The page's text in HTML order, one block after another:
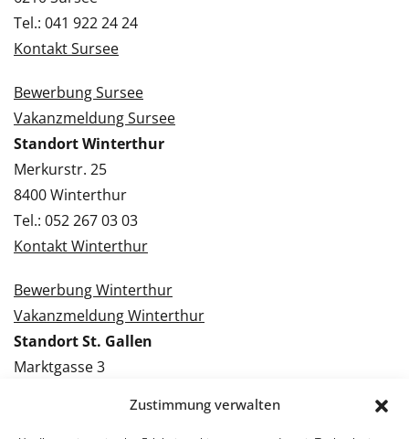
Zustimmung verwalten
Tel.: 041 922 24 24
Kontakt Sursee
Bewerbung Sursee
Vakanzmeldung Sursee
Standort Winterthur
Merkurstr. 25
8400 Winterthur
Tel.: 052 267 03 03
Kontakt Winterthur
Bewerbung Winterthur
Vakanzmeldung Winterthur
Standort St. Gallen
Marktgasse 3